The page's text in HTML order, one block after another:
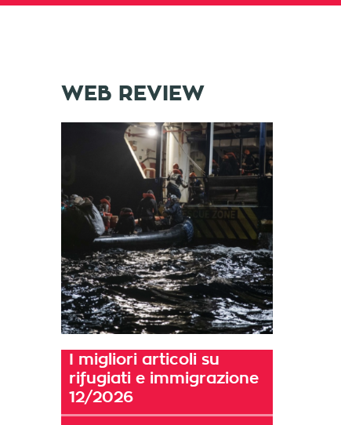
WEB REVIEW
I migliori articoli su
rifugiati e immigrazione
12/2026